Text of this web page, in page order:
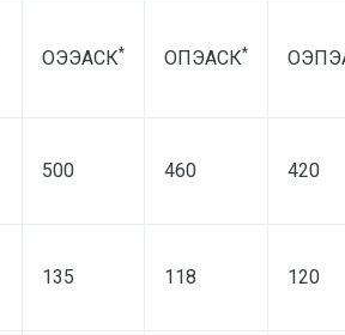
ОЭЭАСК* ОПЭАСК*
500 460 420
135 118 120